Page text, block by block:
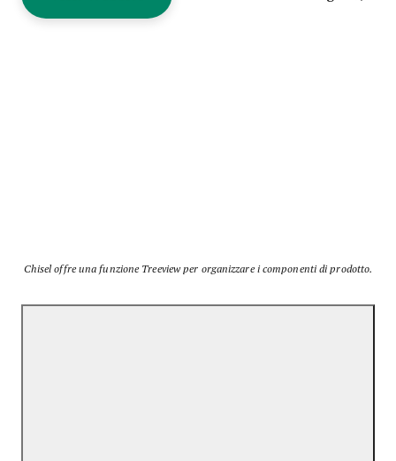
Chisel offre una funzione Treeview per organizzare i componenti di prodotto.